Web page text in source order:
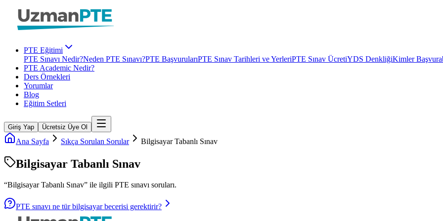
PTE Eğitimi
PTE Sınavı Nedir?Neden PTE Sınavı?PTE BaşvurularıPTE Sınav Tarihleri ve YerleriPTE Sınav ÜcretiYDS DenkliğiKimler
PTE Academic Nedir?
Ders Örnekleri
Yorumlar
Blog
Eğitim Setleri
Giriş Yap Ücretsiz Üye Ol
Ana Sayfa Sıkça Sorulan Sorular Bilgisayar Tabanlı Sınav
Bilgisayar Tabanlı Sınav
“Bilgisayar Tabanlı Sınav” ile ilgili PTE sınavı soruları.
PTE sınavı ne tür bilgisayar becerisi gerektirir?